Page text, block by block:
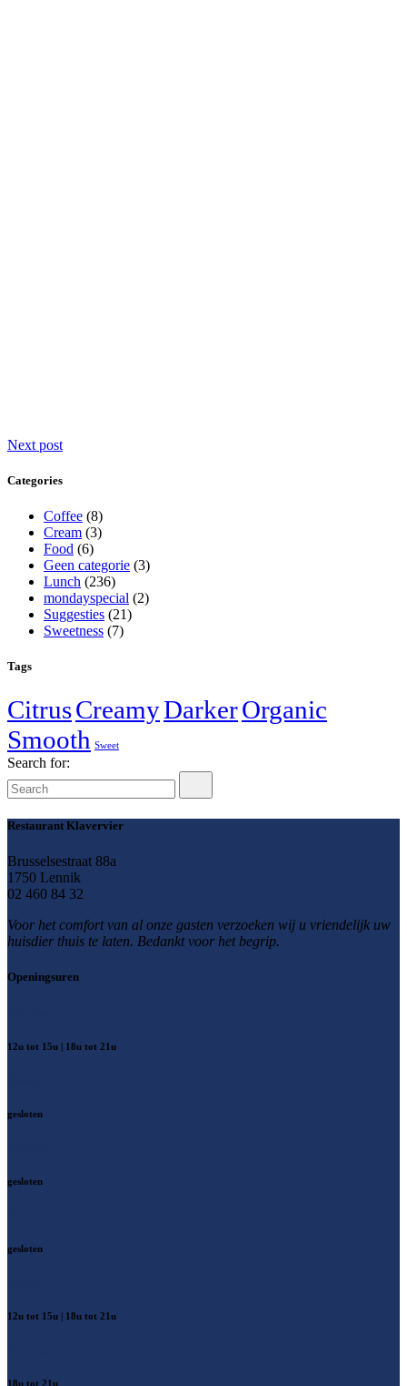
Next post
Categories
Coffee (8)
Cream (3)
Food (6)
Geen categorie (3)
Lunch (236)
mondayspecial (2)
Suggesties (21)
Sweetness (7)
Tags
CitrusCreamyDarkerOrganic
Smooth Sweet
Search for:
Restaurant Klavervier
Brusselsestraat 88a
1750 Lennik
02 460 84 32
Voor het comfort van al onze gasten verzoeken wij u vriendelijk uw
huisdier thuis te laten. Bedankt voor het begrip.
Openingsuren
12u tot 15u | 18u tot 21u
gesloten
gesloten
gesloten
12u tot 15u | 18u tot 21u
18u tot 21u